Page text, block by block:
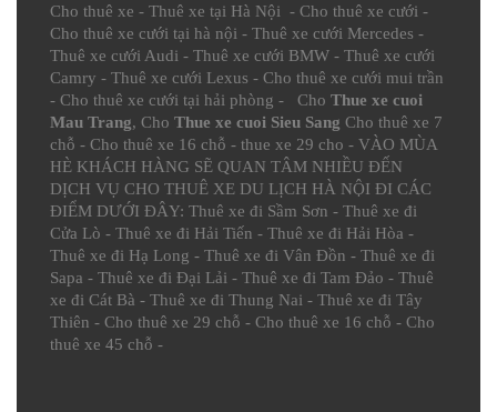
Cho thuê xe - Thuê xe tại Hà Nội - Cho thuê xe cưới -
Cho thuê xe cưới tại hà nội - Thuê xe cưới Mercedes -
Thuê xe cưới Audi - Thuê xe cưới BMW - Thuê xe cưới
Camry - Thuê xe cưới Lexus - Cho thuê xe cưới mui trần
- Cho thuê xe cưới tại hải phòng - Cho Thue xe cuoi
Mau Trang, Cho Thue xe cuoi Sieu Sang Cho thuê xe 7
chỗ - Cho thuê xe 16 chỗ - thue xe 29 cho - VÀO MÙA
HÈ KHÁCH HÀNG SẼ QUAN TÂM NHIỀU ĐẾN
DỊCH VỤ CHO THUÊ XE DU LỊCH HÀ NỘI ĐI CÁC
ĐIỂM DƯỚI ĐÂY: Thuê xe đi Sầm Sơn - Thuê xe đi
Cửa Lò - Thuê xe đi Hải Tiến - Thuê xe đi Hải Hòa -
Thuê xe đi Hạ Long - Thuê xe đi Vân Đồn - Thuê xe đi
Sapa - Thuê xe đi Đại Lải - Thuê xe đi Tam Đảo - Thuê
xe đi Cát Bà - Thuê xe đi Thung Nai - Thuê xe đi Tây
Thiên - Cho thuê xe 29 chỗ - Cho thuê xe 16 chỗ - Cho
thuê xe 45 chỗ -